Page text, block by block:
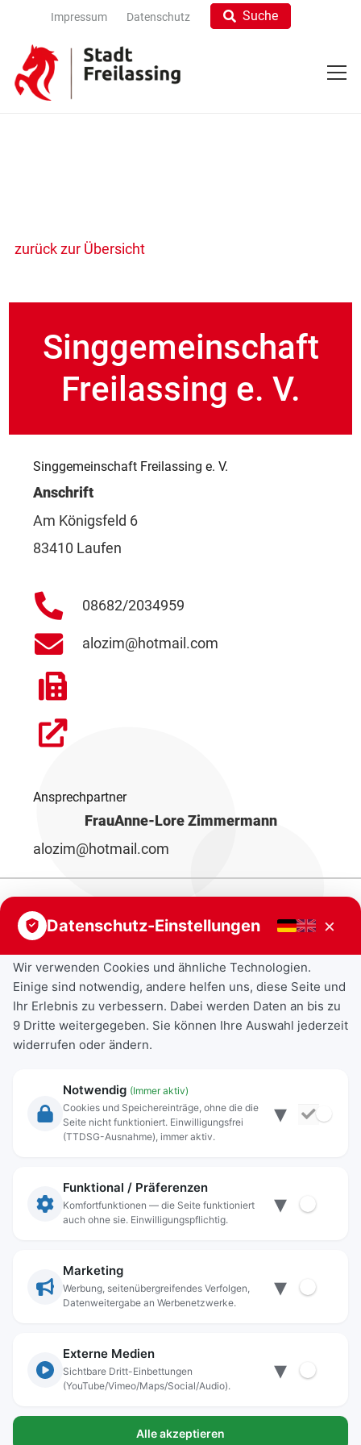
Impressum Datenschutz Suche
zurück zur Übersicht
Singgemeinschaft
Freilassing e. V.
Singgemeinschaft Freilassing e. V.
Anschrift
Am Königsfeld 6
83410 Laufen
08682/2034959
alozim@hotmail.com
Ansprechpartner
FrauAnne-Lore Zimmermann
alozim@hotmail.com
Rechtliche Angaben
Datenschutz
Anschrift
83395 Freilassing
Kontakt
rathaus@freilassing.de
Bankverbindungen der Stadt Freilassing
Datenschutz-Einstellungen ×
Wir verwenden Cookies und ähnliche Technologien.
Einige sind notwendig, andere helfen uns, diese Seite und
Ihr Erlebnis zu verbessern. Dabei werden Daten an bis zu
9 Dritte weitergegeben. Sie können Ihre Auswahl jederzeit
widerrufen oder ändern.
Notwendig (Immer aktiv)
Cookies und Speichereinträge, ohne die die
Seite nicht funktioniert. Einwilligungsfrei
(TTDSG-Ausnahme), immer aktiv.
▾
Funktional / Präferenzen
Komfortfunktionen — die Seite funktioniert
auch ohne sie. Einwilligungspflichtig.
▾
Marketing
Werbung, seitenübergreifendes Verfolgen,
Datenweitergabe an Werbenetzwerke.
▾
Externe Medien
Sichtbare Dritt-Einbettungen
(YouTube/Vimeo/Maps/Social/Audio).
▾
Alle akzeptieren